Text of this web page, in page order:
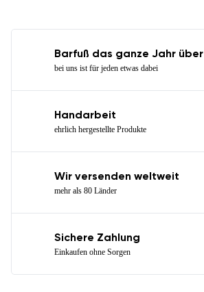
Barfuß das ganze Jahr über
bei uns ist für jeden etwas dabei
Handarbeit
ehrlich hergestellte Produkte
Wir versenden weltweit
mehr als 80 Länder
Sichere Zahlung
Einkaufen ohne Sorgen